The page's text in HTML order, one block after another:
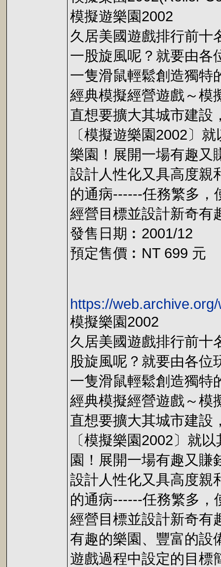
模擬遊樂園2002
久居美國遊戲排行前十
一股旋風呢？就要由各
一隻滑鼠輕鬆創造獨特
經典模擬經營遊戲～模
直想要擴大其城市建設
〔模擬遊樂園2002〕
樂園！展開一場有趣又
設計人性化又具高度親
的通病------任務繁多，
經營目標並設計新奇有
發售日期︰2001/12
預定售價︰NT 699 元
https://
模擬樂園2002
久居美國遊戲排行前十
股旋風呢？就要由各位
一隻滑鼠輕鬆創造獨特
經典模擬經營遊戲～模
直想要擴大其城市建設
〔模擬樂園2002〕就
園！展開一場有趣又賺
設計人性化又具高度親
的通病------任務繁多，
經營目標並設計新奇有
有趣的樂園、豐富的設
遊戲過程中設定的目標